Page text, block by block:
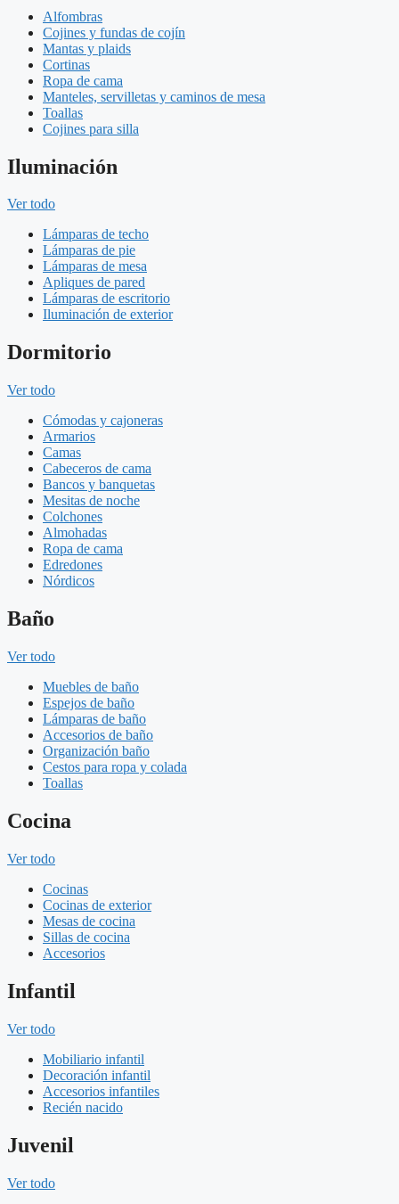
Alfombras
Cojines y fundas de cojín
Mantas y plaids
Cortinas
Ropa de cama
Manteles, servilletas y caminos de mesa
Toallas
Cojines para silla
Iluminación
Ver todo
Lámparas de techo
Lámparas de pie
Lámparas de mesa
Apliques de pared
Lámparas de escritorio
Iluminación de exterior
Dormitorio
Ver todo
Cómodas y cajoneras
Armarios
Camas
Cabeceros de cama
Bancos y banquetas
Mesitas de noche
Colchones
Almohadas
Ropa de cama
Edredones
Nórdicos
Baño
Ver todo
Muebles de baño
Espejos de baño
Lámparas de baño
Accesorios de baño
Organización baño
Cestos para ropa y colada
Toallas
Cocina
Ver todo
Cocinas
Cocinas de exterior
Mesas de cocina
Sillas de cocina
Accesorios
Infantil
Ver todo
Mobiliario infantil
Decoración infantil
Accesorios infantiles
Recién nacido
Juvenil
Ver todo